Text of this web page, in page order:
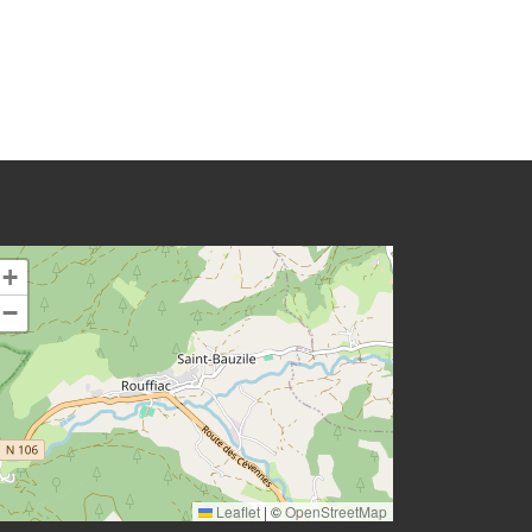
+
−
Leaflet | ©OpenStreetMap